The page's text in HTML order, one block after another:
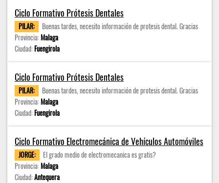
Ciclo Formativo Prótesis Dentales
PILAR:
Buenas tardes, necesito información de protesis dental. Gracias
Provincia:Malaga
Ciudad:Fuengirola
Ciclo Formativo Prótesis Dentales
PILAR:
Buenas tardes, necesito información de protesis dental. Gracias
Provincia:Malaga
Ciudad:Fuengirola
Ciclo Formativo Electromecánica de Vehículos Automóviles
JORGE:
El grado medio de electromecanica es gratis?
Provincia:Malaga
Ciudad:Antequera